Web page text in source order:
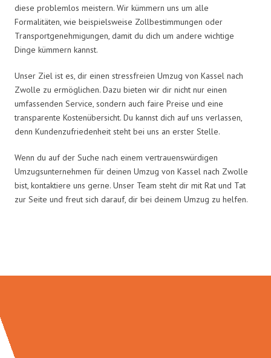
diese problemlos meistern. Wir kümmern uns um alle
Formalitäten, wie beispielsweise Zollbestimmungen oder
Transportgenehmigungen, damit du dich um andere wichtige
Dinge kümmern kannst.
Unser Ziel ist es, dir einen stressfreien Umzug von Kassel nach
Zwolle zu ermöglichen. Dazu bieten wir dir nicht nur einen
umfassenden Service, sondern auch faire Preise und eine
transparente Kostenübersicht. Du kannst dich auf uns verlassen,
denn Kundenzufriedenheit steht bei uns an erster Stelle.
Wenn du auf der Suche nach einem vertrauenswürdigen
Umzugsunternehmen für deinen Umzug von Kassel nach Zwolle
bist, kontaktiere uns gerne. Unser Team steht dir mit Rat und Tat
zur Seite und freut sich darauf, dir bei deinem Umzug zu helfen.